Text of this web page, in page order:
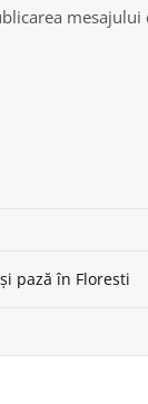
pază în Floresti